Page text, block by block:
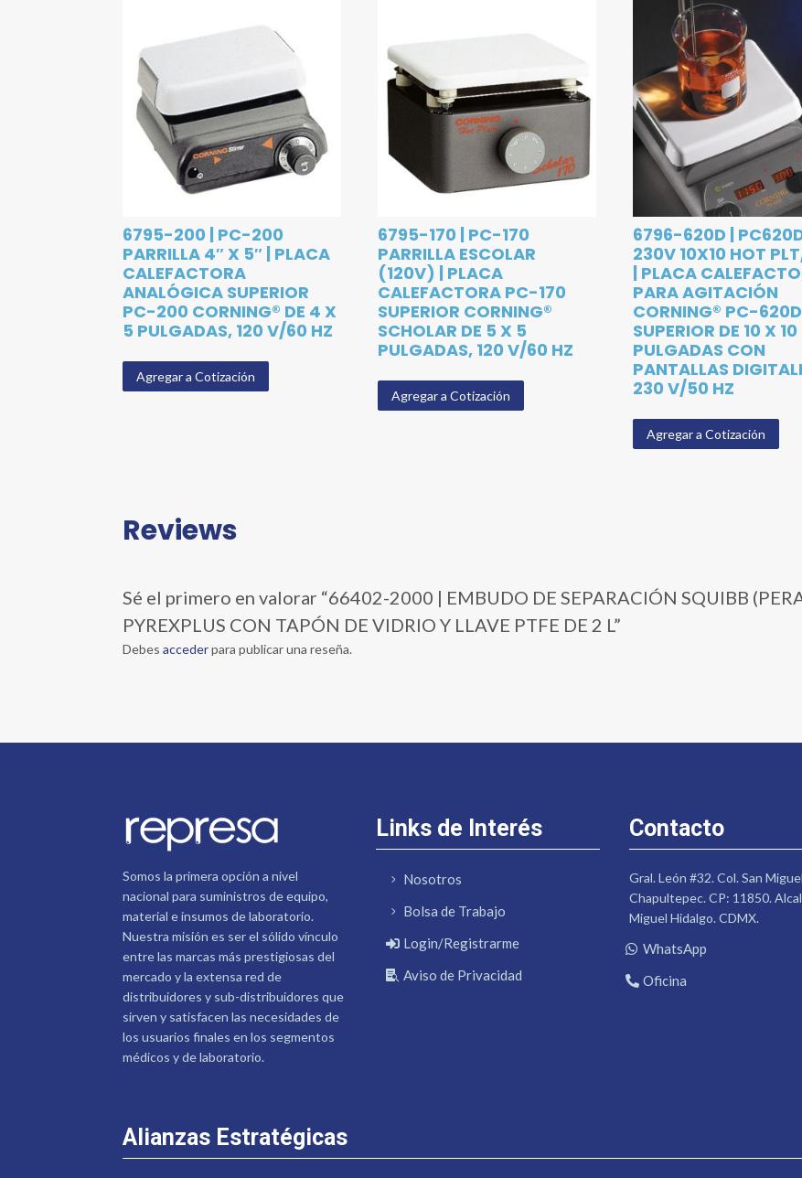
6795-200 | PC-200
PARRILLA 4″ X 5″ | PLACA
CALEFACTORA
ANALÓGICA SUPERIOR
PC-200 CORNING® DE 4 X
5 PULGADAS, 120 V/60 HZ
Agregar a Cotización
6795-170 | PC-170
PARRILLA ESCOLAR
(120V) | PLACA
CALEFACTORA PC-170
SUPERIOR CORNING®
SCHOLAR DE 5 X 5
PULGADAS, 120 V/60 HZ
Agregar a Cotización
6796-620D |
230V 10X10 HOT
| PLACA
PARA AGITACIÓN
CORNING® PC-620D
SUPERIOR DE 10 X 10
PULGADAS CON
PANTALLAS
230 V/50 HZ
Agregar a Cotización
Reviews
Sé el primero en valorar “66402-2000 | EMBUDO DE SEPARACIÓN SQUIBB
PYREXPLUS CON TAPÓN DE VIDRIO Y LLAVE PTFE DE 2 L”
Debesaccederpara publicar una reseña.
Somos la primera opción a nivel
nacional para suministros de equipo,
material e insumos de laboratorio.
Nuestra misión es ser el sólido vínculo
entre las marcas más prestigiosas del
mercado y la extensa red de
distribuidores y sub-distribuidores que
sirven y satisfacen las necesidades de
los usuarios finales en los segmentos
médicos y de laboratorio.
Links de Interés
Nosotros
Bolsa de Trabajo
Login/Registrarme
Aviso de Privacidad
Contacto
Gral. León #32. Col. San Miguel
Chapultepec. CP: 11850.
Miguel Hidalgo. CDMX.
WhatsApp
Oficina
Alianzas Estratégicas